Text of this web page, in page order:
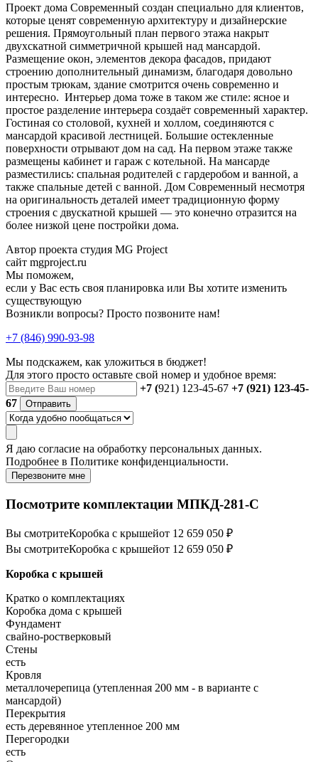
Проект дома Современный создан специально для клиентов,
которые ценят современную архитектуру и дизайнерские
решения. Прямоугольный план первого этажа накрыт
двухскатной симметричной крышей над мансардой.
Размещение окон, элементов декора фасадов, придают
строению дополнительный динамизм, благодаря довольно
простым трюкам, здание смотрится очень современно и
интересно. Интерьер дома тоже в таком же стиле: ясное и
простое разделение интерьера создаёт современный характер.
Гостиная со столовой, кухней и холлом, соединяются с
мансардой красивой лестницей. Большие остекленные
поверхности отрывают дом на сад. На первом этаже также
размещены кабинет и гараж с котельной. На мансарде
разместились: спальная родителей с гардеробом и ванной, а
также спальные детей с ванной. Дом Современный несмотря
на оригинальность деталей имеет традиционную форму
строения с двускатной крышей — это конечно отразится на
более низкой цене постройки дома.
Автор проекта студия MG Project
сайт mgproject.ru
Мы поможем,
если у Вас есть своя планировка или Вы хотите изменить
существующую
Возникли вопросы? Просто позвоните нам!
+7 (846) 990-93-98
Мы подскажем, как уложиться в бюджет!
Для этого просто оставьте свой номер и удобное время:
+7 (921) 123-45-67 +7 (921) 123-45-
67
Отправить
Я даю согласие на обработку персональных данных.
Подробнее в Политике конфиденциальности.
Перезвоните мне
Посмотрите комплектации МПКД-281-С
Вы смотритеКоробка с крышейот 12 659 050 ₽
Вы смотритеКоробка с крышейот 12 659 050 ₽
Коробка с крышей
Кратко о комплектациях
Коробка дома с крышей
Фундамент
свайно-ростверковый
Стены
есть
Кровля
металлочерепица (утепленная 200 мм - в варианте с
мансардой)
Перекрытия
есть деревянное утепленное 200 мм
Перегородки
есть